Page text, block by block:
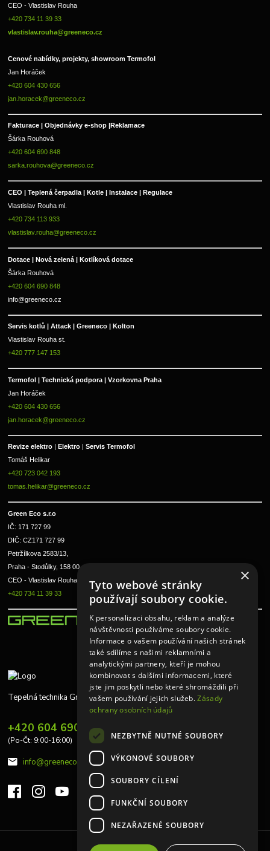
CEO - Vlastislav Rouha
+420 734 11 39 33
vlastislav.rouha@greeneco.cz
Cenové nabídky, projekty, showroom Termofol
Jan Horáček
+420 604 430 656
jan.horacek@greeneco.cz
Fakturace | Objednávky e-shop |
Reklamace
Šárka Rouhová
+420 604 690 848
sarka.rouhova@greeneco.cz
CEO | Teplená čerpadla | Kotle | Instalace | Regulace
Vlastislav Rouha ml.
+420 734 113 933
vlastislav.rouha@greeneco.cz
Dotace | Nová zelená | Kotlíková dotace
Šárka Rouhová
+420 604 690 848
info@greeneco.cz
Servis kotlů | Attack | Greeneco | Kolton
Vlastislav Rouha st.
+420 777 147 153
Termofol | Technická podpora | Vzorkovna Praha
Jan Horáček
+420 604 430 656
jan.horacek@greeneco.cz
Revize elektro | Elektro | Servis Termofol
Tomáš Helikar
+420 723 042 193
tomas.helikar@greeneco.cz
Green Eco s.r.o
IČ: 171 727 99
DIČ: CZ171 727 99
Petržílkova 2583/13,
Praha - Stodůlky, 158 00
CEO - Vlastislav Rouha ml.
+420 734 11 39 33
Tepelná technika Greeneco
+420 604 690 848
(Po-Čt: 9:00-16:00)
info@greeneco.cz
Upravit sběr cookies.
×
Tyto webové stránky
používají soubory cookie.
K personalizaci obsahu, reklam a analýze
návštěvnosti používáme soubory cookie.
Informace o vašem používání našich stránek
také sdílíme s našimi reklamními a
analytickými partnery, kteří je mohou
kombinovat s dalšími informacemi, které
jste jim poskytli nebo které shromáždili při
vašem používání jejich služeb.Zásady
ochrany osobních údajů
NEZBYTNĚ NUTNÉ SOUBORY
VÝKONOVÉ SOUBORY
SOUBORY CÍLENÍ
FUNKČNÍ SOUBORY
NEZAŘAZENÉ SOUBORY